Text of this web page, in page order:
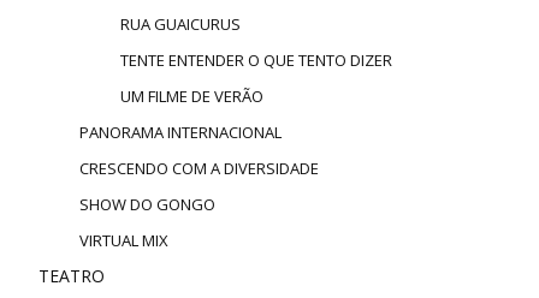
RUA GUAICURUS
TENTE ENTENDER O QUE TENTO DIZER
UM FILME DE VERÃO
PANORAMA INTERNACIONAL
CRESCENDO COM A DIVERSIDADE
SHOW DO GONGO
VIRTUAL MIX
TEATRO